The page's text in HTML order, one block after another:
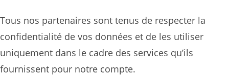
Tous nos partenaires sont tenus de respecter la
confidentialité de vos données et de les utiliser
uniquement dans le cadre des services qu’ils
fournissent pour notre compte.